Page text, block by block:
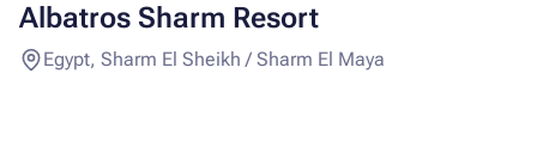
Albatros Sharm Resort
Egypt, Sharm El Sheikh / Sharm El Maya